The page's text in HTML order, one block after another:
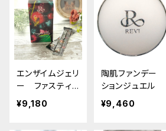
エンザイムジェリ
ー ファスティン
グ400シリーズ
¥9,180
陶肌ファンデー
ションジュエル
¥9,460